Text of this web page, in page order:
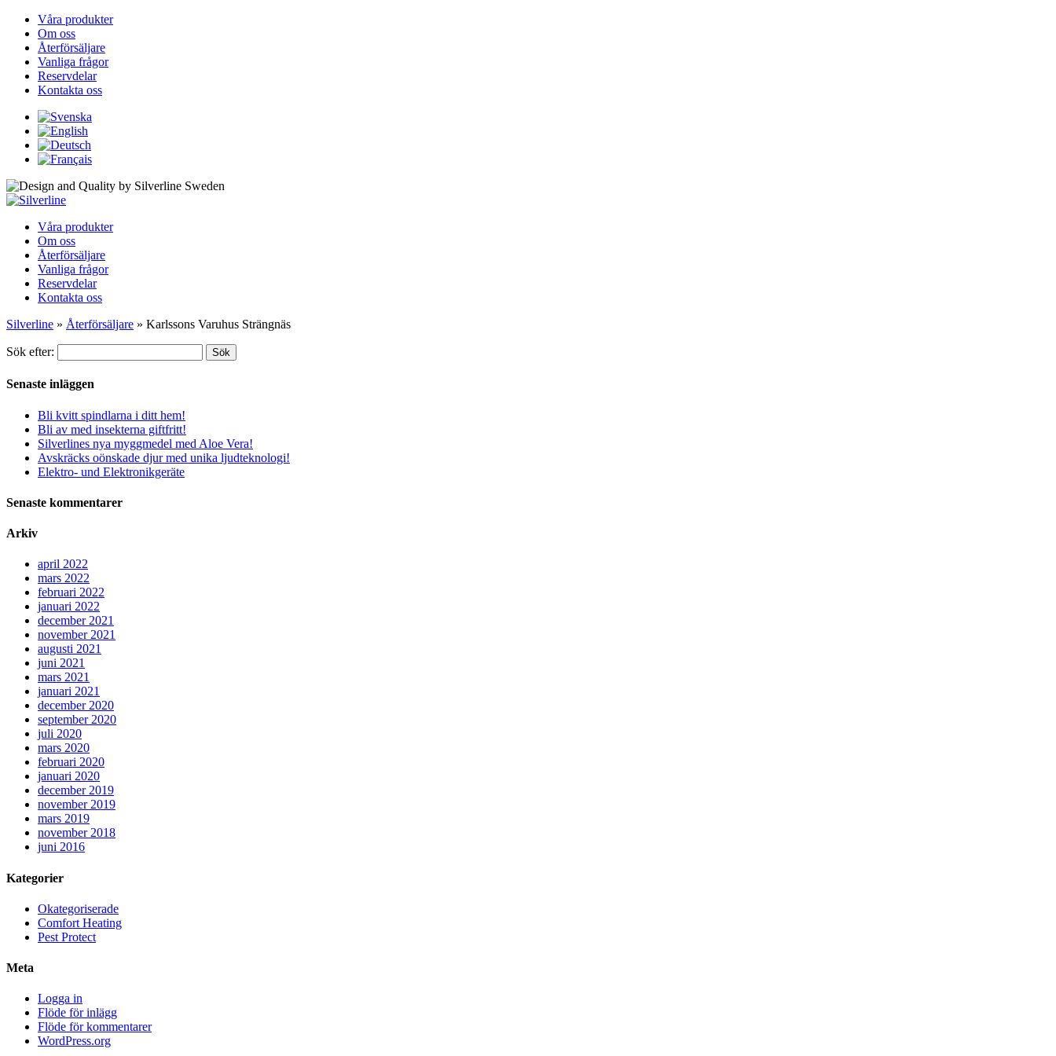
Våra produkter
Om oss
Återförsäljare
Vanliga frågor
Reservdelar
Kontakta oss
Våra produkter
Om oss
Återförsäljare
Vanliga frågor
Reservdelar
Kontakta oss
Silverline » Återförsäljare » Karlssons Varuhus Strängnäs
Sök efter: Sök
Senaste inläggen
Bli kvitt spindlarna i ditt hem!
Bli av med insekterna giftfritt!
Silverlines nya myggmedel med Aloe Vera!
Avskräcks oönskade djur med unika ljudteknologi!
Elektro- und Elektronikgeräte
Senaste kommentarer
Arkiv
april 2022
mars 2022
februari 2022
januari 2022
december 2021
november 2021
augusti 2021
juni 2021
mars 2021
januari 2021
december 2020
september 2020
juli 2020
mars 2020
februari 2020
januari 2020
december 2019
november 2019
mars 2019
november 2018
juni 2016
Kategorier
Okategoriserade
Comfort Heating
Pest Protect
Meta
Logga in
Flöde för inlägg
Flöde för kommentarer
WordPress.org